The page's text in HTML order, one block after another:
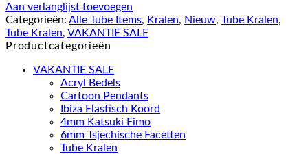
Aan verlanglijst toevoegen
Categorieën: Alle Tube Items, Kralen, Nieuw, Tube Kralen,
Tube Kralen, VAKANTIE SALE
Productcategorieën
VAKANTIE SALE
Acryl Bedels
Cartoon Pendants
Ibiza Elastisch Koord
4mm Katsuki Fimo
6mm Tsjechische Facetten
Tube Kralen